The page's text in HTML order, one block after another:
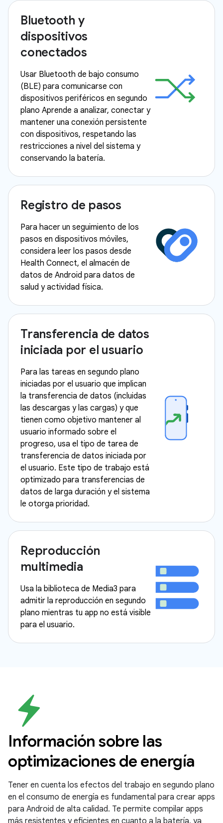
Bluetooth y
dispositivos
conectados
Usar Bluetooth de bajo consumo
(BLE) para comunicarse con
dispositivos periféricos en segundo
plano Aprende a analizar, conectar y
mantener una conexión persistente
con dispositivos, respetando las
restricciones a nivel del sistema y
conservando la batería.
Registro de pasos
Para hacer un seguimiento de los
pasos en dispositivos móviles,
considera leer los pasos desde
Health Connect, el almacén de
datos de Android para datos de
salud y actividad física.
Transferencia de datos
iniciada por el usuario
Para las tareas en segundo plano
iniciadas por el usuario que implican
la transferencia de datos (incluidas
las descargas y las cargas) y que
tienen como objetivo mantener al
usuario informado sobre el
progreso, usa el tipo de tarea de
transferencia de datos iniciada por
el usuario. Este tipo de trabajo está
optimizado para transferencias de
datos de larga duración y el sistema
le otorga prioridad.
Reproducción
multimedia
Usa la biblioteca de Media3 para
admitir la reproducción en segundo
plano mientras tu app no está visible
para el usuario.
Información sobre las
optimizaciones de energía
Tener en cuenta los efectos del trabajo en segundo plano
en el consumo de energía es fundamental para crear apps
para Android de alta calidad. Te permite compilar apps
más resistentes y eficientes en cuanto a la batería, ya